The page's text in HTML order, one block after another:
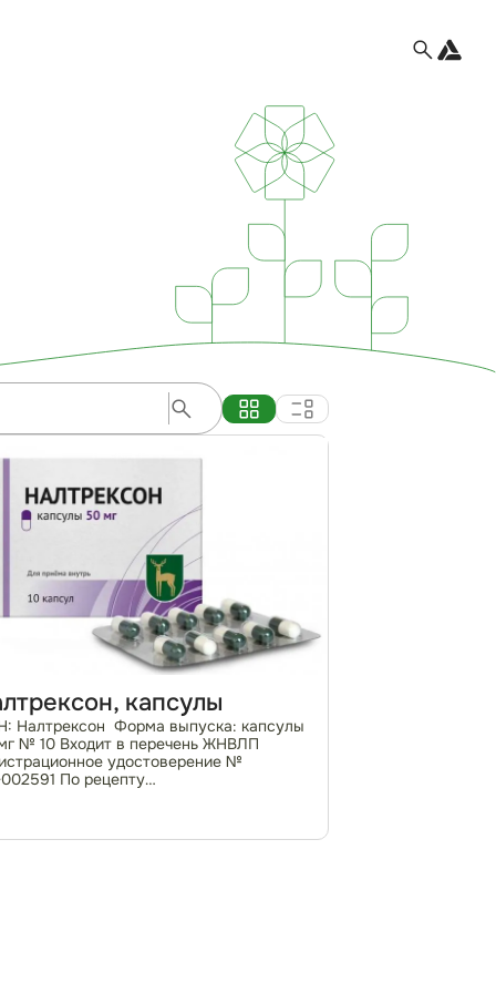
капсулы
Налтрексон Форма выпуска: капсулы
№ 10 Входит в перечень ЖНВЛП
удостоверение №
По рецепту